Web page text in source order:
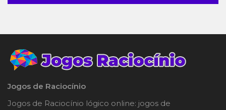
Jogos de Raciocínio
Jogos de Raciocínio lógico online: jogos de